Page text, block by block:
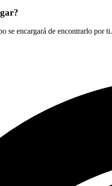
se encargará de encontrarlo por ti.